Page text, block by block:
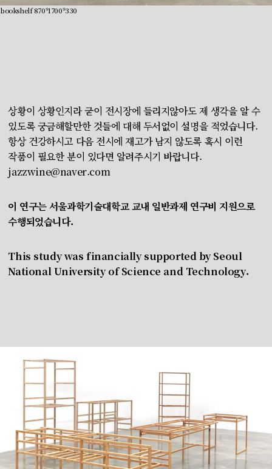
bookshelf 870*1700*330
상황이 상황인지라 굳이 전시장에 들리지않아도 제 생각을 알 수
있도록 궁금해할만한 것들에 대해 두서없이 설명을 적었습니다.
항상 건강하시고 다음 전시에 재고가 남지 않도록 혹시 이런
작품이 필요한 분이 있다면 알려주시기 바랍니다.
jazzwine@naver.com
이 연구는 서울과학기술대학교 교내 일반과제 연구비 지원으로
수행되었습니다.
This study was financially supported by Seoul
National University of Science and Technology.